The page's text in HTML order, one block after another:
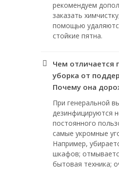
рекомендуем
заказать
помощью
стойкие пятна.
Чем отличается
уборка от
Почему она
При генеральной
дезинфицируются
постоянного
самые укромные
Например,
шкафов;
бытовая техника;